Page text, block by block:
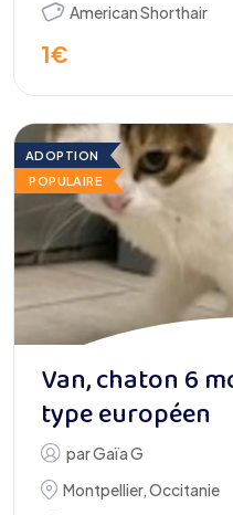
American Shorthair
1€
ADOPTION
POPULAIRE
Van, chaton 6
type européen
parGaïa G
Montpellier,Occitanie